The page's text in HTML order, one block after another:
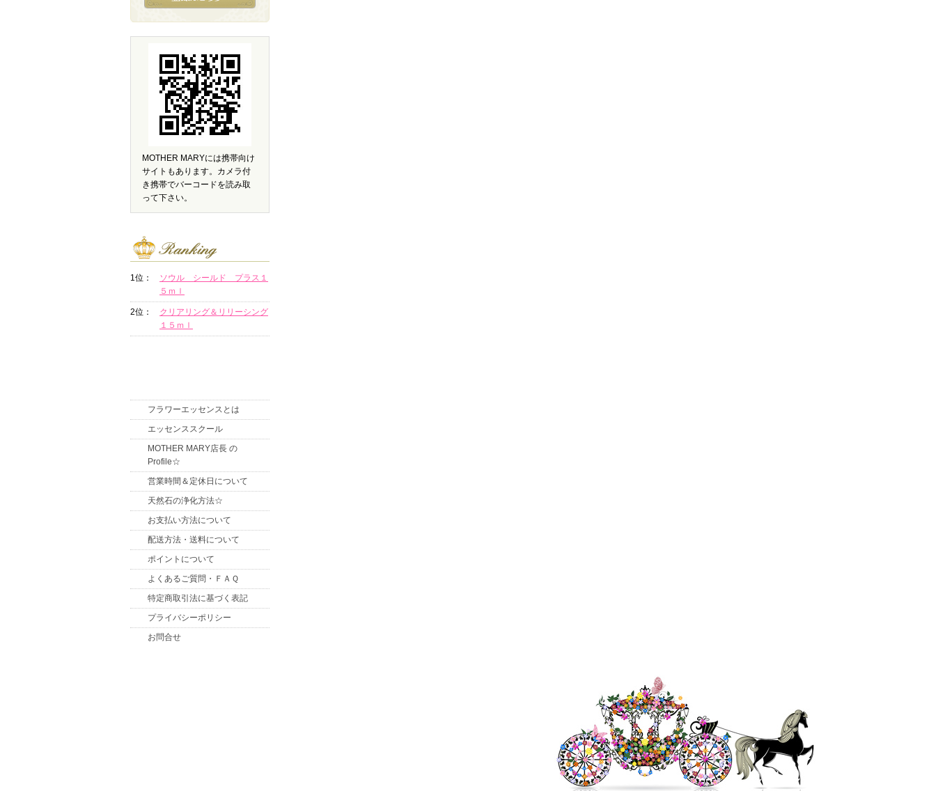
MOTHER MARYには携帯向け
サイトもあります。カメラ付
き携帯でバーコードを読み取
って下さい。
1位：
ソウル シールド プラス１
５ｍｌ
2位：
クリアリング＆リリーシング
１５ｍｌ
フラワーエッセンスとは
エッセンススクール
MOTHER MARY店長 の
Profile☆
営業時間＆定休日について
天然石の浄化方法☆
お支払い方法について
配送方法・送料について
ポイントについて
よくあるご質問・ＦＡＱ
特定商取引法に基づく表記
プライバシーポリシー
お問合せ